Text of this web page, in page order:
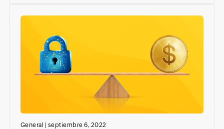
General | septiembre 6, 2022